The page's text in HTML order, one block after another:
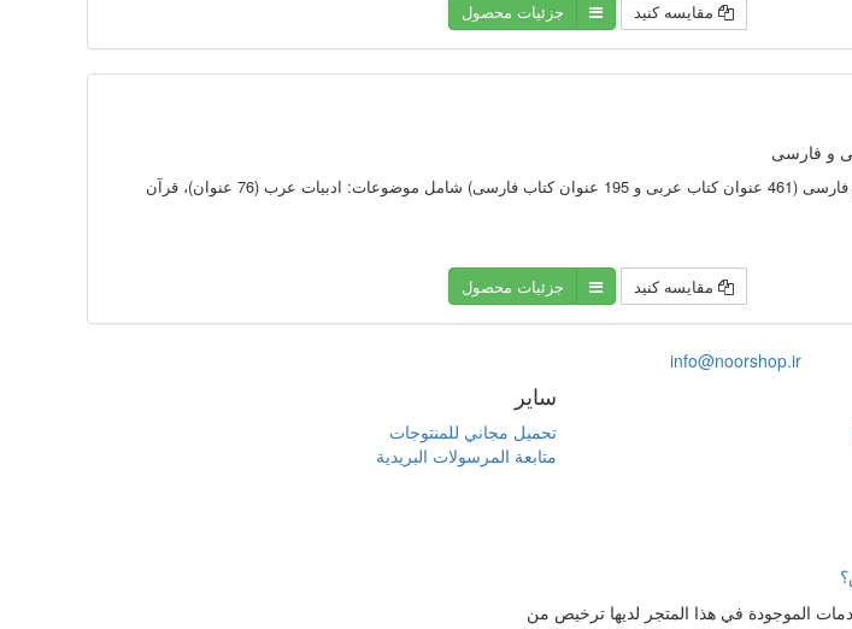
مقایسه کنید جزئیات محصول
متن کامل 655 عنوان کتاب در 1833 جلد به زبان عربی و فارسی (461 عنوان کتاب عربی و 195 عنوان کتاب فارسی) شامل موضوعات: ادبیات عرب (76 عنوان)، قرآن
مقایسه کنید جزئیات محصول
info@noorshop.ir
سایر
تحميل مجاني للمنتوجات
متابعة المرسولات البريدية
الموجودة في هذا المتجر لديها ترخيص من